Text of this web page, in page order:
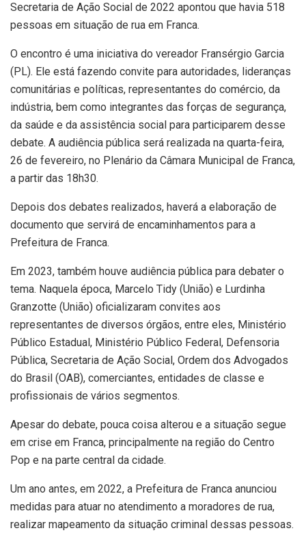
Secretaria de Ação Social de 2022 apontou que havia 518
pessoas em situação de rua em Franca.
O encontro é uma iniciativa do vereador Fransérgio Garcia
(PL). Ele está fazendo convite para autoridades, lideranças
comunitárias e políticas, representantes do comércio, da
indústria, bem como integrantes das forças de segurança,
da saúde e da assistência social para participarem desse
debate. A audiência pública será realizada na quarta-feira,
26 de fevereiro, no Plenário da Câmara Municipal de Franca,
a partir das 18h30.
Depois dos debates realizados, haverá a elaboração de
documento que servirá de encaminhamentos para a
Prefeitura de Franca.
Em 2023, também houve audiência pública para debater o
tema. Naquela época, Marcelo Tidy (União) e Lurdinha
Granzotte (União) oficializaram convites aos
representantes de diversos órgãos, entre eles, Ministério
Público Estadual, Ministério Público Federal, Defensoria
Pública, Secretaria de Ação Social, Ordem dos Advogados
do Brasil (OAB), comerciantes, entidades de classe e
profissionais de vários segmentos.
Apesar do debate, pouca coisa alterou e a situação segue
em crise em Franca, principalmente na região do Centro
Pop e na parte central da cidade.
Um ano antes, em 2022, a Prefeitura de Franca anunciou
medidas para atuar no atendimento a moradores de rua,
realizar mapeamento da situação criminal dessas pessoas.